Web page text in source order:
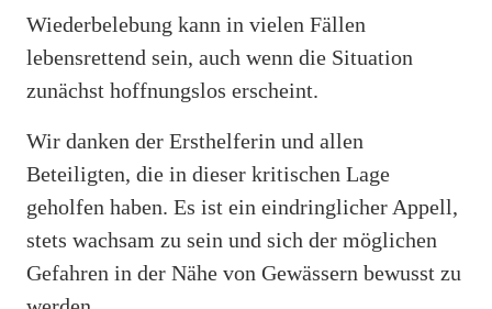
Wiederbelebung kann in vielen Fällen
lebensrettend sein, auch wenn die Situation
zunächst hoffnungslos erscheint.
Wir danken der Ersthelferin und allen
Beteiligten, die in dieser kritischen Lage
geholfen haben. Es ist ein eindringlicher Appell,
stets wachsam zu sein und sich der möglichen
Gefahren in der Nähe von Gewässern bewusst zu